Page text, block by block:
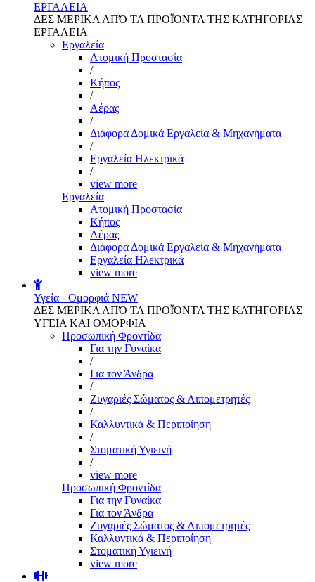
ΕΡΓΑΛΕΙΑ
ΔΕΣ ΜΕΡΙΚΑ ΑΠΌ ΤΑ ΠΡΟΪΌΝΤΑ ΤΗΣ ΚΑΤΗΓΟΡΙΑΣ
ΕΡΓΑΛΕΙΑ
Εργαλεία
Aτομική Προστασία
/
Kήπος
/
Αέρας
/
Διάφορα Δομικά Εργαλεία & Μηχανήματα
/
Εργαλεία Ηλεκτρικά
/
view more
Εργαλεία
Aτομική Προστασία
Kήπος
Αέρας
Διάφορα Δομικά Εργαλεία & Μηχανήματα
Εργαλεία Ηλεκτρικά
view more
Υγεία - Ομορφιά NEW
ΔΕΣ ΜΕΡΙΚΑ ΑΠΌ ΤΑ ΠΡΟΪΌΝΤΑ ΤΗΣ ΚΑΤΗΓΟΡΙΑΣ
ΥΓΕΙΑ ΚΑΙ ΟΜΟΡΦΙΑ
Προσωπική Φροντίδα
Για την Γυναίκα
/
Για τον Άνδρα
/
Ζυγαριές Σώματος & Λιπομετρητές
/
Καλλυντικά & Περιποίηση
/
Στοματική Υγιεινή
/
view more
Προσωπική Φροντίδα
Για την Γυναίκα
Για τον Άνδρα
Ζυγαριές Σώματος & Λιπομετρητές
Καλλυντικά & Περιποίηση
Στοματική Υγιεινή
view more